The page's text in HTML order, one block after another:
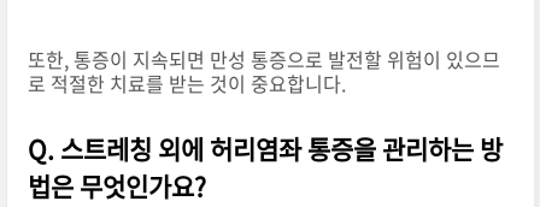
또한, 통증이 지속되면 만성 통증으로 발전할 위험이 있으므
로 적절한 치료를 받는 것이 중요합니다.
Q. 스트레칭 외에 허리염좌 통증을 관리하는 방
법은 무엇인가요?